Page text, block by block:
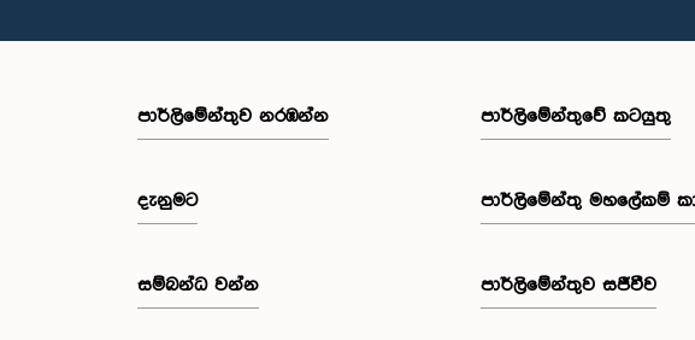
පාර්ලි‌මේන්තුව නරඹන්න
දැනුමට
සම්බන්ධ වන්න
පාර්ලිමේන්තුවේ කටයුතු
පාර්ලිමේන්තු මහලේකම්
පාර්ලිමේන්තුව සජීවීව